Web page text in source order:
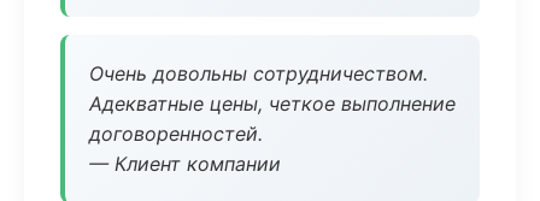
Очень довольны сотрудничеством.
Адекватные цены, четкое выполнение
договоренностей.
— Клиент компании